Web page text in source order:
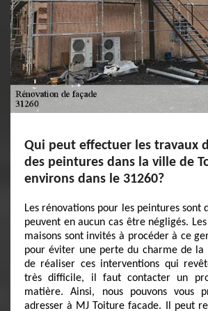
Qui peut effectuer les travaux
des peintures dans la ville de
environs dans le 31260?
Les rénovations pour les peintures sont
peuvent en aucun cas être négligés.
maisons sont invités à procéder à ce
pour éviter une perte du charme de la
de réaliser ces interventions qui
très difficile, il faut contacter un
matière. Ainsi, nous pouvons vous
adresser à MJ Toiture facade. Il peut